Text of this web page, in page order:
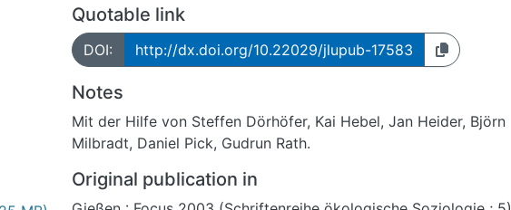
Quotable link
DOI: http://dx.doi.org/10.22029/jlupub-17583
Notes
Mit der Hilfe von Steffen Dörhöfer, Kai Hebel, Jan Heider, Björn
Milbradt, Daniel Pick, Gudrun Rath.
Original publication in